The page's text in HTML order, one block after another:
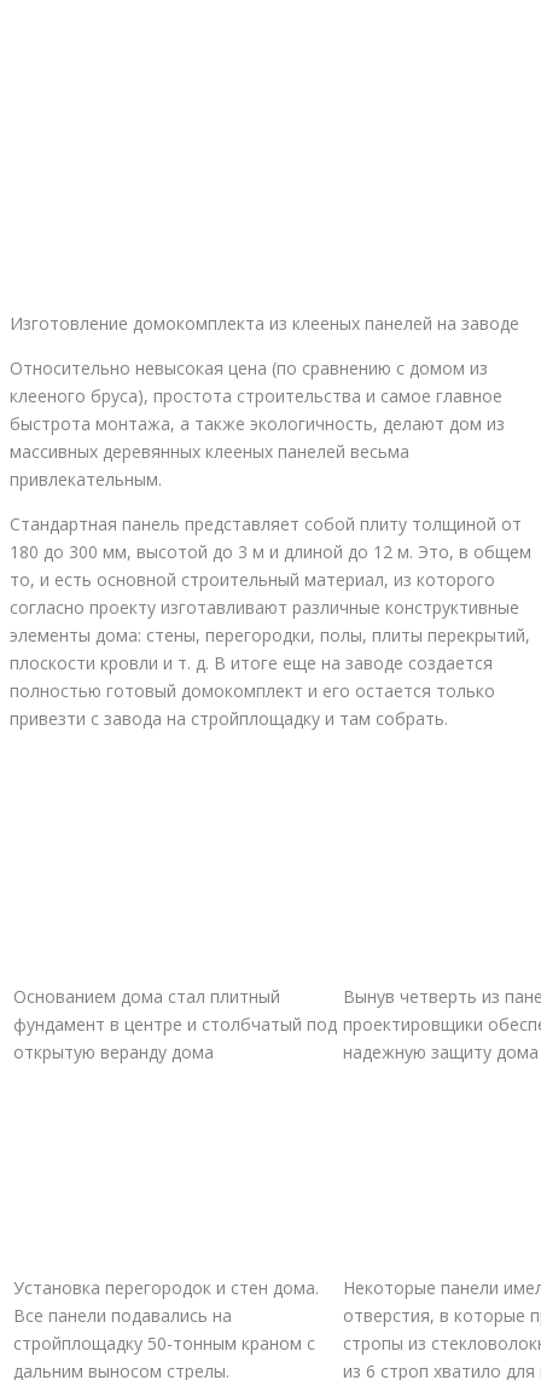
Изготовление домокомплекта из клееных панелей на заводе
Относительно невысокая цена (по сравнению с домом из
клееного бруса), простота строительства и самое главное
быстрота монтажа, а также экологичность, делают дом из
массивных деревянных клееных панелей весьма
привлекательным.
Стандартная панель представляет собой плиту толщиной от
180 до 300 мм, высотой до 3 м и длиной до 12 м. Это, в общем
то, и есть основной строительный материал, из которого
согласно проекту изготавливают различные конструктивные
элементы дома: стены, перегородки, полы, плиты перекрытий,
плоскости кровли и т. д. В итоге еще на заводе создается
полностью готовый домокомплект и его остается только
привезти с завода на стройплощадку и там собрать.
Основанием дома стал плитный
фундамент в центре и столбчатый под
открытую веранду дома
Вынув четверть из
проектировщики
надежную защиту
Установка перегородок и стен дома.
Все панели подавались на
стройплощадку 50-тонным краном с
дальним выносом стрелы.
Некоторые панели
отверстия, в которые
стропы из
из 6 строп хватило